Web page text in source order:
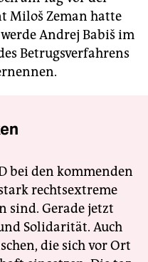
Miloš Zeman hatte
Andrej Babiš im
Betrugsverfahrens
bei den kommenden
rechtsextreme
sind. Gerade jetzt
Solidarität. Auch
die sich vor Ort